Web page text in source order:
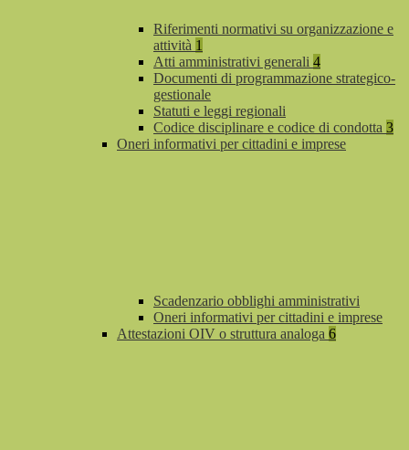
Riferimenti normativi su organizzazione e
attività 1
Atti amministrativi generali 4
Documenti di programmazione strategico-
gestionale
Statuti e leggi regionali
Codice disciplinare e codice di condotta 3
Oneri informativi per cittadini e imprese
Scadenzario obblighi amministrativi
Oneri informativi per cittadini e imprese
Attestazioni OIV o struttura analoga 6